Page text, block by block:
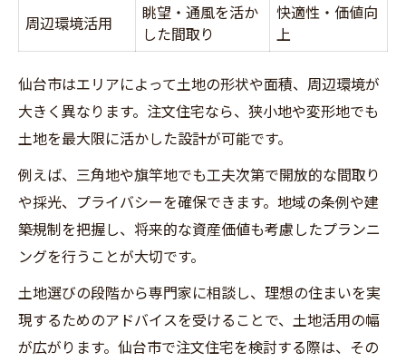
周辺環境活用
眺望・通風を活か
した間取り
快適性・価値向
上
仙台市はエリアによって土地の形状や面積、周辺環境が
大きく異なります。注文住宅なら、狭小地や変形地でも
土地を最大限に活かした設計が可能です。
例えば、三角地や旗竿地でも工夫次第で開放的な間取り
や採光、プライバシーを確保できます。地域の条例や建
築規制を把握し、将来的な資産価値も考慮したプランニ
ングを行うことが大切です。
土地選びの段階から専門家に相談し、理想の住まいを実
現するためのアドバイスを受けることで、土地活用の幅
が広がります。仙台市で注文住宅を検討する際は、その